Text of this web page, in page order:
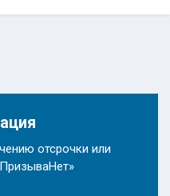
отсрочки или